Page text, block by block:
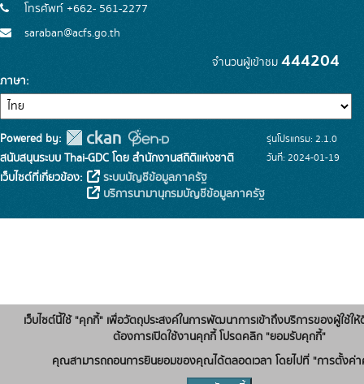
โทรศัพท์ +662- 561-2277
saraban@acfs.go.th
จำนวนผู้เข้าชม 444204
ภาษา
Powered by:
สนับสนุนระบบ Thai-GDC โดย สำนักงานสถิติแห่งชาติ
เว็บไซต์ที่เกี่ยวข้อง:
ระบบบัญชีข้อมูลภาครัฐ
บริการนามานุกรมบัญชีข้อมูลภาครัฐ
รุ่นโปรแกรม: 2.1.0
วันที่: 2024-01-19
เว็บไซต์นี้ใช้ "คุกกี้" เพื่อวัตถุประสงค์ในการพัฒนาการเข้าถึงบริการของผู้ใช้ใ
ต้องการเปิดใช้งานคุกกี้ โปรดคลิก "ยอมรับคุกกี้"
คุณสามารถถอนการยินยอมของคุณได้ตลอดเวลา โดยไปที่ "การตั้งค่